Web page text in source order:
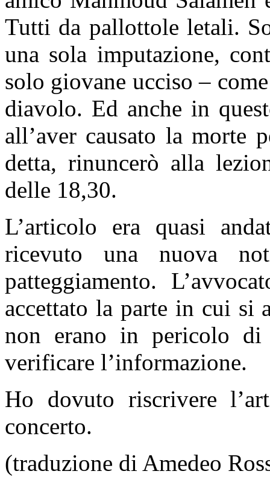
Tutti da pallottole letali.
una sola imputazione,
solo giovane ucciso –
diavolo. Ed anche in
all’aver causato la morte
detta, rinuncerò alla
delle 18,30.
L’articolo era quasi
ricevuto una nuova
patteggiamento.
accettato la parte in cui
non erano in pericolo
verificare l’informazione.
Ho dovuto riscrivere
concerto.
(traduzione di Amedeo